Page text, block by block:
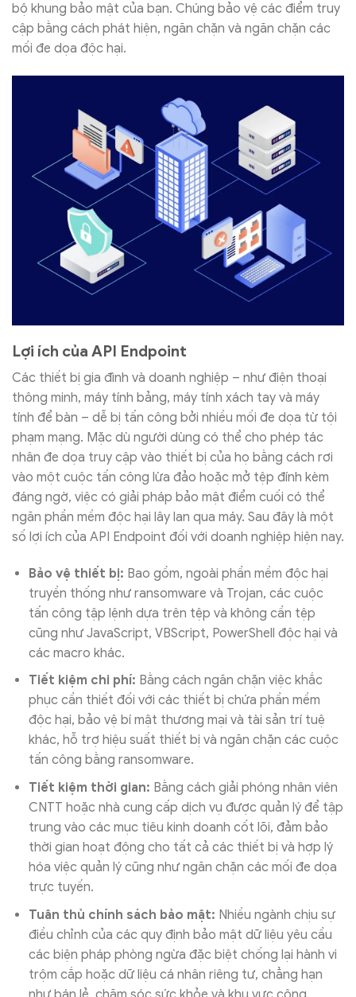
bộ khung bảo mật của bạn. Chúng bảo vệ các điểm truy
cập bằng cách phát hiện, ngăn chặn và ngăn chặn các
mối đe dọa độc hại.
Lợi ích của API Endpoint
Các thiết bị gia đình và doanh nghiệp – như điện thoại
thông minh, máy tính bảng, máy tính xách tay và máy
tính để bàn – dễ bị tấn công bởi nhiều mối đe dọa từ tội
phạm mạng. Mặc dù người dùng có thể cho phép tác
nhân đe dọa truy cập vào thiết bị của họ bằng cách rơi
vào một cuộc tấn công lừa đảo hoặc mở tệp đính kèm
đáng ngờ, việc có giải pháp bảo mật điểm cuối có thể
ngăn phần mềm độc hại lây lan qua máy. Sau đây là một
số lợi ích của API Endpoint đối với doanh nghiệp hiện nay.
Bảo vệ thiết bị: Bao gồm, ngoài phần mềm độc hại
truyền thống như ransomware và Trojan, các cuộc
tấn công tập lệnh dựa trên tệp và không cần tệp
cũng như JavaScript, VBScript, PowerShell độc hại và
các macro khác.
Tiết kiệm chi phí: Bằng cách ngăn chặn việc khắc
phục cần thiết đối với các thiết bị chứa phần mềm
độc hại, bảo vệ bí mật thương mại và tài sản trí tuệ
khác, hỗ trợ hiệu suất thiết bị và ngăn chặn các cuộc
tấn công bằng ransomware.
Tiết kiệm thời gian: Bằng cách giải phóng nhân viên
CNTT hoặc nhà cung cấp dịch vụ được quản lý để tập
trung vào các mục tiêu kinh doanh cốt lõi, đảm bảo
thời gian hoạt động cho tất cả các thiết bị và hợp lý
hóa việc quản lý cũng như ngăn chặn các mối đe dọa
trực tuyến.
Tuân thủ chính sách bảo mật: Nhiều ngành chịu sự
điều chỉnh của các quy định bảo mật dữ liệu yêu cầu
các biện pháp phòng ngừa đặc biệt chống lại hành vi
trộm cắp hoặc dữ liệu cá nhân riêng tư, chẳng hạn